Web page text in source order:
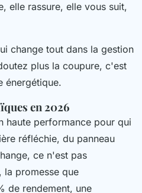
elle rassure, elle vous suit,
change tout dans la gestion
plus la coupure, c'est
énergétique.
en 2026
haute performance pour qui
réfléchie, du panneau
ce n'est pas
la promesse que
de rendement, une